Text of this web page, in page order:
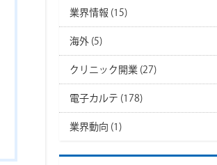
業界情報 (15)
海外 (5)
クリニック開業 (27)
電子カルテ (178)
業界動向 (1)